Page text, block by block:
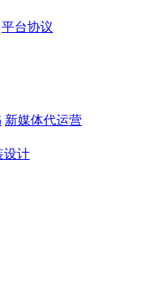
平台协议
新媒体代运营
设计